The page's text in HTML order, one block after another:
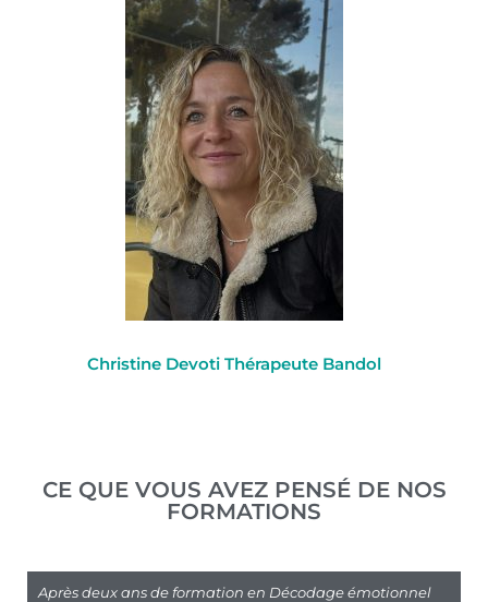
Christine Devoti Thérapeute Bandol
CE QUE VOUS AVEZ PENSÉ DE NOS
FORMATIONS
Après deux ans de formation en Décodage émotionnel